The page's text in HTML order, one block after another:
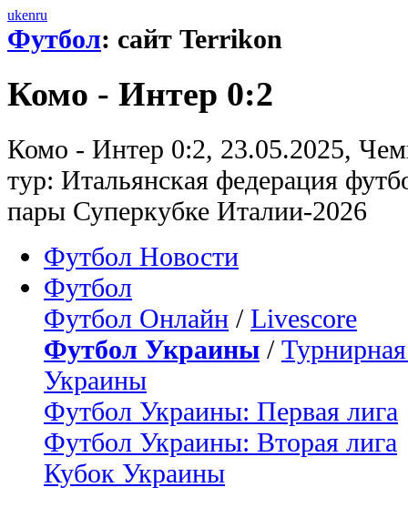
ukenru
Футбол: сайт Terrikon
Комо - Интер 0:2
Комо - Интер 0:2, 23.05.2025,
тур: Итальянская федерация
пары Суперкубке Италии-2026
Футбол Новости
Футбол
Футбол Онлайн / Livescore
Футбол Украины /
Украины
Футбол Украины: Первая лига
Футбол Украины: Вторая лига
Кубок Украины